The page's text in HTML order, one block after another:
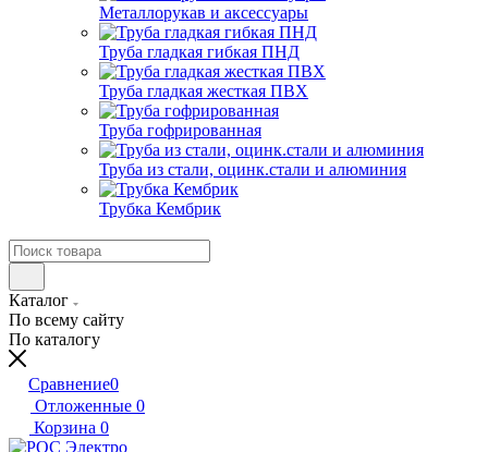
Металлорукав и аксессуары
Труба гладкая гибкая ПНД
Труба гладкая жесткая ПВХ
Труба гофрированная
Труба из стали, оцинк.стали и алюминия
Трубка Кембрик
Каталог
По всему сайту
По каталогу
Сравнение0
Отложенные 0
Корзина 0